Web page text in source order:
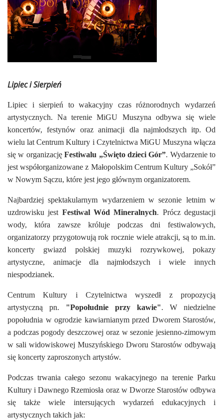
Lipiec i Sierpień
Lipiec i sierpień to wakacyjny czas różnorodnych wydarzeń
artystycznych. Na terenie MiGU Muszyna odbywa się wiele
koncertów, festynów oraz animacji dla najmłodszych itp. Od
wielu lat Centrum Kultury i Czytelnictwa MiGU Muszyna włącza
się w organizacjęFestiwalu „Święto dzieci Gór”. Wydarzenie to
jest współorganizowane z Małopolskim Centrum Kultury „Sokół”
w Nowym Sączu, które jest jego głównym organizatorem.
Najbardziej spektakularnym wydarzeniem w sezonie letnim w
uzdrowisku jest Festiwal Wód Mineralnych. Prócz degustacji
wody, która zawsze króluje podczas dni festiwalowych,
organizatorzy przygotowują rok rocznie wiele atrakcji, są to m.in.
koncerty gwiazd polskiej muzyki rozrywkowej, pokazy
artystyczne, animacje dla najmłodszych i wiele innych
niespodzianek.
Centrum Kultury i Czytelnictwa wyszedł z propozycją
artystyczną pn. "Popołudnie przy kawie". W niedzielne
popołudnia w ogrodzie kawiarnianym przed Dworem Starostów,
a podczas pogody deszczowej oraz w sezonie jesienno-zimowym
w sali widowiskowej Muszyńskiego Dworu Starostów odbywają
się koncerty zaproszonych artystów.
Podczas trwania całego sezonu wakacyjnego na terenie Parku
Kultury i Dawnego Rzemiosła oraz w Dworze Starostów odbywa
się także wiele intersujących wydarzeń edukacyjnych i
artystycznych takich jak: